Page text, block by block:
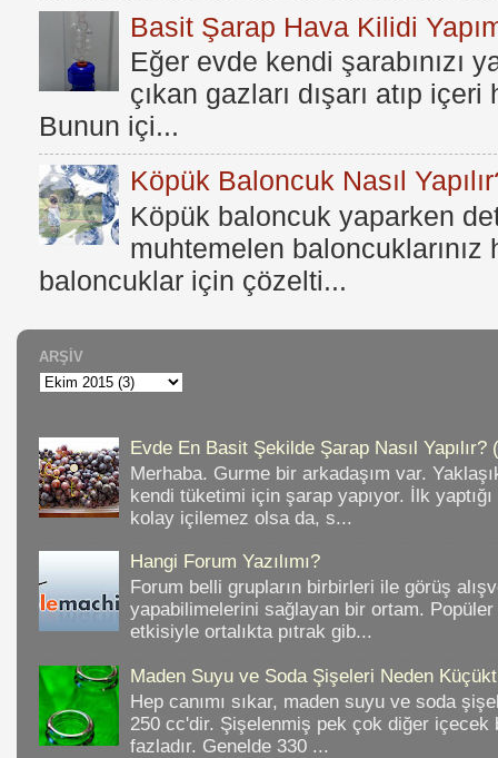
Basit Şarap Hava Kilidi
Eğer evde kendi şarabınızı
çıkan gazları dışarı atıp
Bunun içi...
Köpük Baloncuk Nasıl
Köpük baloncuk yaparken
muhtemelen baloncuklarınız
baloncuklar için çözelti...
ARŞIV
Evde En Basit Şekilde Şarap Nasıl Yapılır?
Merhaba. Gurme bir arkadaşım var.
kendi tüketimi için şarap yapıyor. İlk
kolay içilemez olsa da, s...
Hangi Forum Yazılımı?
Forum belli grupların birbirleri ile görüş
yapabilimelerini sağlayan bir ortam. Popüler
etkisiyle ortalıkta pıtrak gib...
Maden Suyu ve Soda Şişeleri Neden
Hep canımı sıkar, maden suyu ve soda
250 cc'dir. Şişelenmiş pek çok diğer içecek
fazladır. Genelde 330 ...